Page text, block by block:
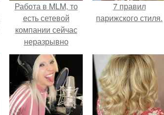
Работа в MLM, то
есть сетевой
компании сейчас
неразрывно
связана с создание
своего контента,
своей страницы в
соц сетях.
7 правил
парижского стиля.